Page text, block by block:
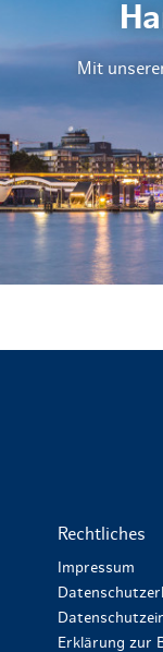
Mit
Rechtliches
Impressum
Erklärung zur